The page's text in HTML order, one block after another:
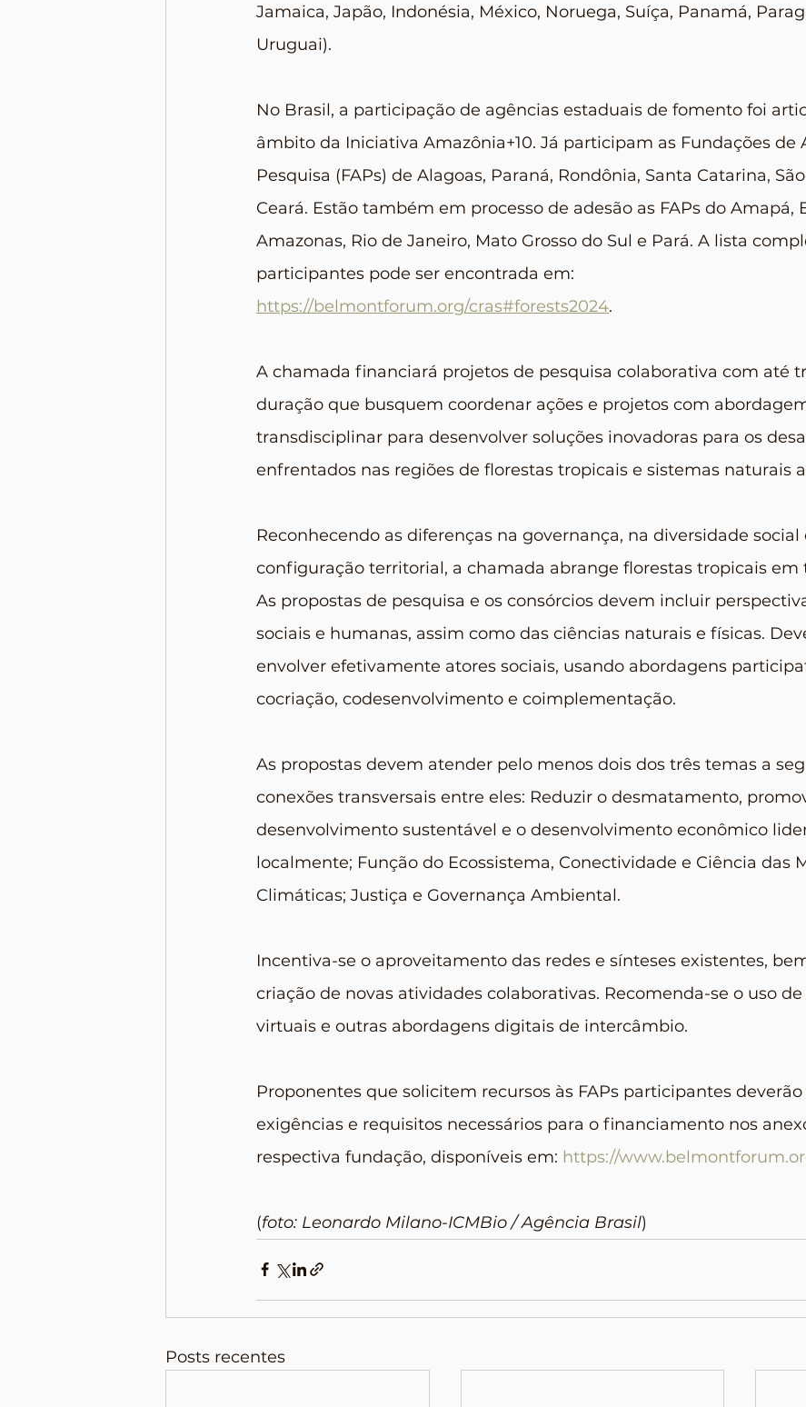
Jamaica, Japão, Indonésia, México, Noruega, Suíça, Panamá,
Uruguai).
No Brasil, a participação de agências estaduais de fomento foi
âmbito da Iniciativa Amazônia+10. Já participam as Fundações de
Pesquisa (FAPs) de Alagoas, Paraná, Rondônia, Santa Catarina,
Ceará. Estão também em processo de adesão as FAPs do Amapá,
Amazonas, Rio de Janeiro, Mato Grosso do Sul e Pará. A lista
participantes pode ser encontrada em:
https://belmontforum.org/cras#forests2024.
A chamada financiará projetos de pesquisa colaborativa com até
duração que busquem coordenar ações e projetos com
transdisciplinar para desenvolver soluções inovadoras para os
enfrentados nas regiões de florestas tropicais e sistemas naturais
Reconhecendo as diferenças na governança, na diversidade
configuração territorial, a chamada abrange florestas tropicais em
As propostas de pesquisa e os consórcios devem incluir
sociais e humanas, assim como das ciências naturais e físicas.
envolver efetivamente atores sociais, usando abordagens
cocriação, codesenvolvimento e coimplementação.
As propostas devem atender pelo menos dois dos três temas a
conexões transversais entre eles: Reduzir o desmatamento,
desenvolvimento sustentável e o desenvolvimento econômico
localmente; Função do Ecossistema, Conectividade e Ciência das
Climáticas; Justiça e Governança Ambiental.
Incentiva-se o aproveitamento das redes e sínteses existentes,
criação de novas atividades colaborativas. Recomenda-se o uso
virtuais e outras abordagens digitais de intercâmbio.
Proponentes que solicitem recursos às FAPs participantes
exigências e requisitos necessários para o financiamento nos
respectiva fundação, disponíveis em: https://
(foto: Leonardo Milano-ICMBio / Agência Brasil)
Posts recentes